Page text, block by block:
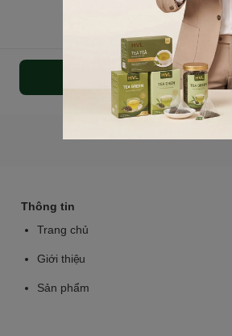
Gửi bình luận
Thông tin
Trang chủ
Giới thiệu
Sản phẩm